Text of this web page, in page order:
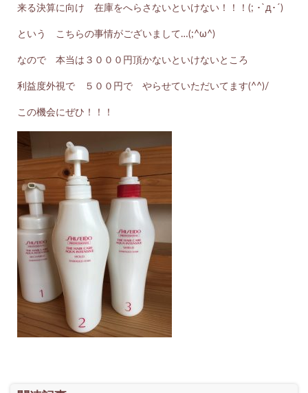
来る決算に向け 在庫をへらさないといけない！！！(; ･`д･´)
という こちらの事情がございまして…(;^ω^)
なので 本当は３０００円頂かないといけないところ
利益度外視で ５００円で やらせていただいてます(^^)/
この機会にぜひ！！！